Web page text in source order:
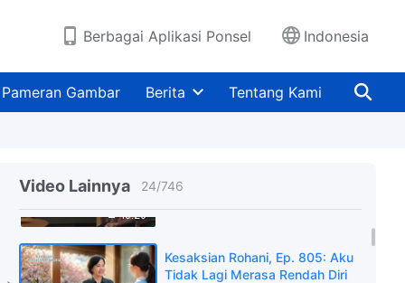
Berbagai Aplikasi Ponsel Indonesia
Pameran Gambar Berita Tentang Kami
Video Lainnya 24/746
Dihancurkan
40:26
Menyakiti Diriku Sendiri dengan
Menutupi Diri dan Tipu Muslihat
Kesaksian Rohani, Ep. 805: Aku
Tidak Lagi Merasa Rendah Diri